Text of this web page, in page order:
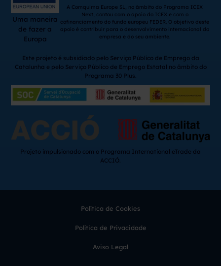
Uma maneira
de fazer a
Europa
A Comquima Europe SL, no âmbito do Programa ICEX
Next, contou com o apoio do ICEX e com o
cofinanciamento do fundo europeu FEDER. O objetivo deste
apoio é contribuir para o desenvolvimento internacional da
empresa e do seu ambiente.
Este projeto é subsidiado pelo Serviço Público de Emprego da
Catalunha e pelo Serviço Público de Emprego Estatal no âmbito do
Programa 30 Plus.
Projeto impulsionado com o Programa International eTrade da
ACCIÓ.
Política de Cookies
Política de Privacidade
Aviso Legal